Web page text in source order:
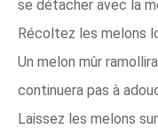
se détacher avec la
Récoltez les melons
Un melon mûr
continuera pas à
Laissez les melons